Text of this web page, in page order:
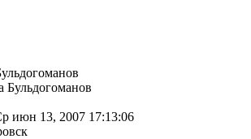
июн 13, 2007 17:13:06